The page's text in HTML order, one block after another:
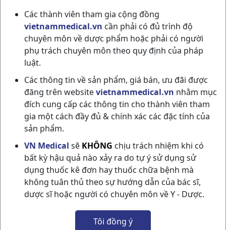
Các thành viên tham gia cộng đồng
vietnammedical.vn cần phải có đủ trình độ
chuyên môn về dược phẩm hoặc phải có người
phụ trách chuyên môn theo quy định của pháp
luật.
Các thông tin về sản phẩm, giá bán, ưu đãi được
đăng trên websitevietnammedical.vn nhằm mục
đích cung cấp các thông tin cho thành viên tham
gia một cách đầy đủ & chính xác các đặc tính của
sản phẩm.
VN Medical sẽ KHÔNG chịu trách nhiệm khi có
bất kỳ hậu quả nào xảy ra do tự ý sử dụng sử
dụng thuốc kê đơn hay thuốc chữa bệnh mà
không tuân thủ theo sự hướng dẫn của bác sĩ,
dược sĩ hoặc người có chuyên môn về Y - Dược.
Tôi đồng ý
TEARS NATURALE II C15ML ALCON
NSX:Alcon
Nhóm hàng:Mắt - Tai - Mũi - Họng,
Chia sẻ qua mạng xã hội: